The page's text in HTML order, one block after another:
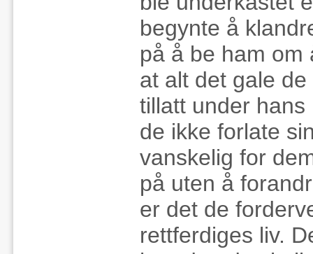
begynte å
på å be ham om
at alt det gale
tillatt under
de ikke forlate
vanskelig for
på uten å
er det de
rettferdiges liv.